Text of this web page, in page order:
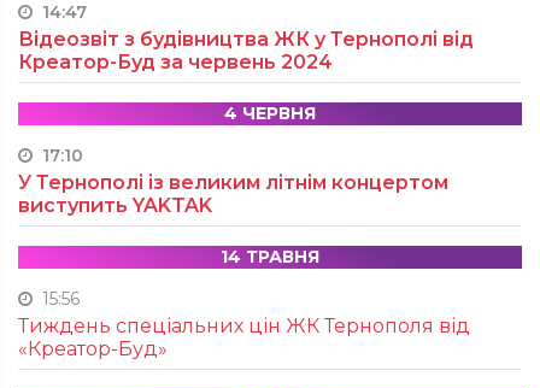
14:47
Відеозвіт з будівництва ЖК у Тернополі від
Креатор-Буд за червень 2024
4 ЧЕРВНЯ
17:10
У Тернополі із великим літнім концертом
виступить YAKTAK
14 ТРАВНЯ
15:56
Тиждень спеціальних цін ЖК Тернополя від
«Креатор-Буд»